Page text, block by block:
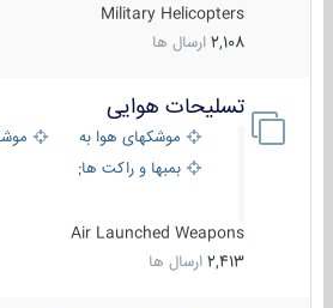
Military Helicopters
2,108 ارسال ها
تسلیحات هوایی
موشکهای هوا به هوا
بمبها و راکت های هوایی
Air Launched Weapons
2,413 ارسال ها